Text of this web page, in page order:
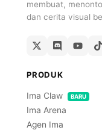
membuat,
dan cerita visual
PRODUK
Ima Claw BARU
Ima Arena
Agen Ima